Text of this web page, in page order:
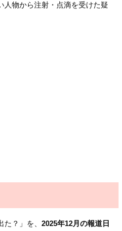
人物から注射・点滴を受けた疑
た？」を、2025年12月の報道日